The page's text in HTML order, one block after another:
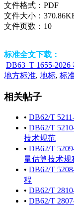
文件格式： PDF
文件大小：
文件页数： 10
标准全文下载：
DB63_T 1655-
地方标准, 地标, 标
相关帖子
• DB62/T
• DB62/T
技术规范
• DB62/T
量估算技术规
• DB62/T
程
• DB62/T
• DB62/T